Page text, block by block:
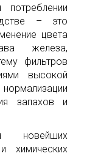
– это
цвета
железа,
фильтров
высокой
нормализации
запахов и
новейших
химических